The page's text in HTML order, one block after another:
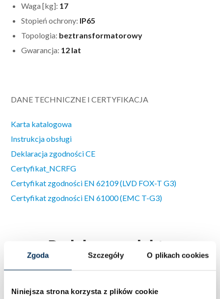
Zgoda Szczegóły O plikach cookies
Niniejsza strona korzysta z plików cookie
Waga [kg]: 17
Stopień ochrony: IP65
Topologia: beztransformatorowy
Gwarancja: 12 lat
DANE TECHNICZNE I CERTYFIKACJA
Karta katalogowa
Instrukcja obsługi
Deklaracja zgodności CE
Certyfikat_NCRFG
Certyfikat zgodności EN 62109 (LVD FOX-T G3)
Certyfikat zgodności EN 61000 (EMC T-G3)
Podobne produkty